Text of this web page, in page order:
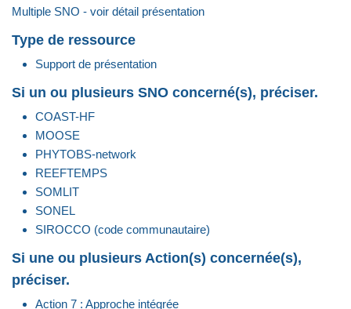
Multiple SNO - voir détail présentation
Type de ressource
Support de présentation
Si un ou plusieurs SNO concerné(s), préciser.
COAST-HF
MOOSE
PHYTOBS-network
REEFTEMPS
SOMLIT
SONEL
SIROCCO (code communautaire)
Si une ou plusieurs Action(s) concernée(s),
préciser.
Action 7 : Approche intégrée